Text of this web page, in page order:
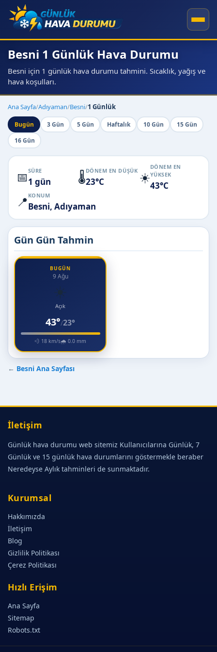
Besni 1 Günlük Hava Durumu
Besni için 1 günlük hava durumu tahmini. Sıcaklık, yağış ve
hava koşulları.
Ana Sayfa/Adıyaman/Besni/1 Günlük
Bugün 3 Gün 5 Gün Haftalık 10 Gün
15 Gün
16 Gün
📅 SÜRE
1 gün 🌡️DÖNEM EN DÜŞÜK
23°C ☀️
DÖNEM EN
YÜKSEK
43°C
📍 KONUM
Besni, Adıyaman
Gün Gün Tahmin
BUGÜN
9 Ağu
☀️
Açık
43°/23°
💨 18 km/s🌧 0.0 mm
← Besni Ana Sayfası
İletişim
Günlük hava durumu web sitemiz Kullanıcılarına Günlük, 7
Günlük ve 15 günlük hava durumlarını göstermekle beraber
Neredeyse Aylık tahminleri de sunmaktadır.
Kurumsal
Hakkımızda
İletişim
Blog
Gizlilik Politikası
Çerez Politikası
Hızlı Erişim
Ana Sayfa
Sitemap
Robots.txt